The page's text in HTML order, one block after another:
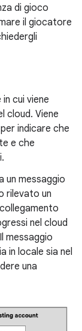
di gioco
il giocatore
cui viene
cloud. Viene
indicare che
e che
un messaggio
rilevato un
nel cloud
messaggio
in locale sia nel
una